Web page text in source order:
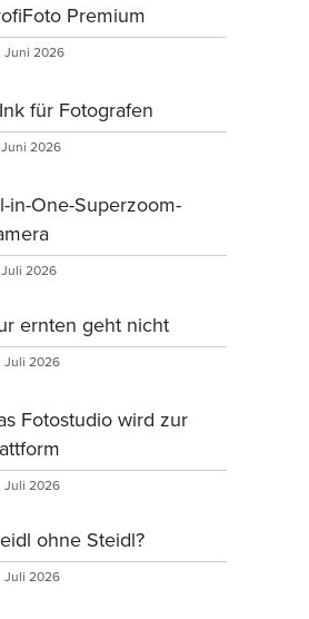
Premium
Juni 2026
für Fotografen
Juni 2026
in-One-Superzoom-
Juli 2026
ernten geht nicht
Juli 2026
Fotostudio wird zur
Juli 2026
ohne Steidl?
Juli 2026